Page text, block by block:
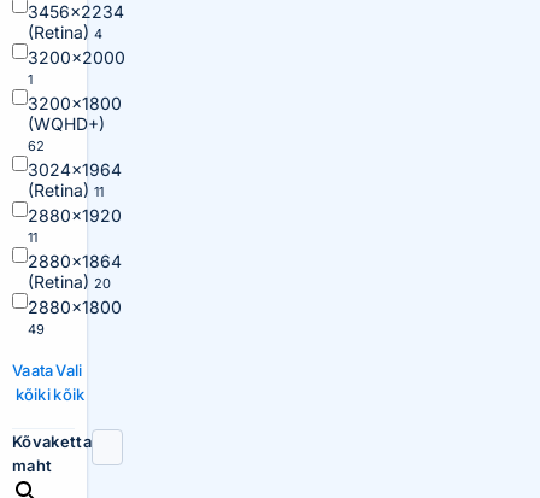
3456×2234
(Retina) 4
3200×2000
1
3200×1800
(WQHD+)
62
3024×1964
(Retina) 11
2880×1920
11
2880×1864
(Retina) 20
2880×1800
49
Vaata
kõiki
Vali
kõik
Kõvaketta
maht